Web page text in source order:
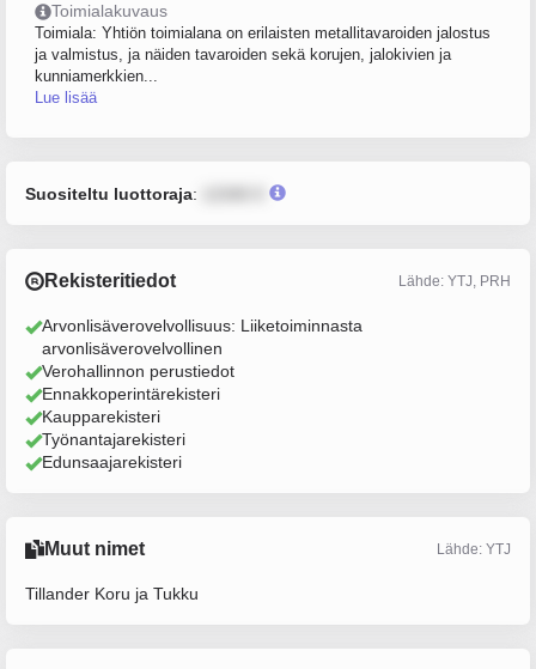
Toimialakuvaus
Toimiala: Yhtiön toimialana on erilaisten metallitavaroiden jalostus
ja valmistus, ja näiden tavaroiden sekä korujen, jalokivien ja
kunniamerkkien...
Lue lisää
Suositeltu luottoraja:
Rekisteritiedot Lähde: YTJ, PRH
Arvonlisäverovelvollisuus: Liiketoiminnasta
arvonlisäverovelvollinen
Verohallinnon perustiedot
Ennakkoperintärekisteri
Kaupparekisteri
Työnantajarekisteri
Edunsaajarekisteri
Muut nimet Lähde: YTJ
Tillander Koru ja Tukku